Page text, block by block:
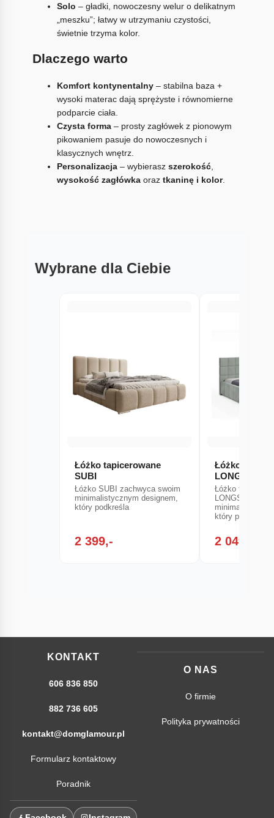
Solo – gładki, nowoczesny welur o delikatnym
„meszku”; łatwy w utrzymaniu czystości,
świetnie trzyma kolor.
Dlaczego warto
Komfort kontynentalny– stabilna baza +
wysoki materac dają sprężyste i równomierne
podparcie ciała.
Czysta forma– prosty zagłówek z pionowym
pikowaniem pasuje do nowoczesnych i
klasycznych wnętrz.
Personalizacja– wybierasz szerokość,
wysokość zagłówkaoraz tkaninę i kolor.
Wybrane dla Ciebie
Łóżko tapicerowane
SUBI
Łóżko SUBI zachwyca swoim
minimalistycznym designem,
który podkreśla
2 399,-
Łóżko
LONGSTON
Łóżko
LONGSTON
który podkreśla
2 049,-
KONTAKT
606 836 850
882 736 605
kontakt@domglamour.pl
Formularz kontaktowy
Poradnik
O NAS
O firmie
Polityka prywatności